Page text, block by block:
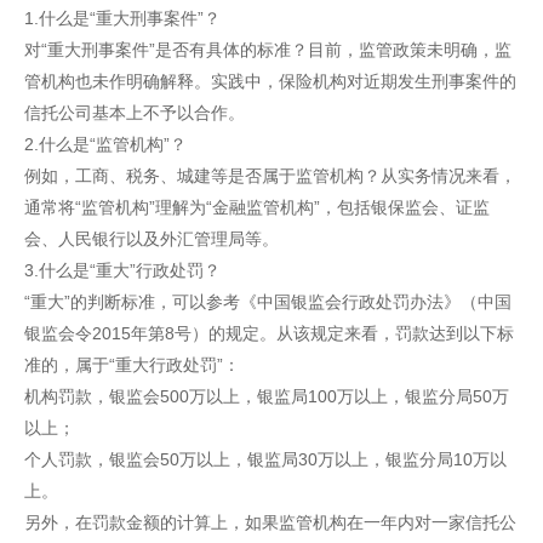
1.什么是“重大刑事案件”？
对“重大刑事案件”是否有具体的标准？目前，监管政策未明确，监
管机构也未作明确解释。实践中，保险机构对近期发生刑事案件的
信托公司基本上不予以合作。
2.什么是“监管机构”？
例如，工商、税务、城建等是否属于监管机构？从实务情况来看，
通常将“监管机构”理解为“金融监管机构”，包括银保监会、证监
会、人民银行以及外汇管理局等。
3.什么是“重大”行政处罚？
“重大”的判断标准，可以参考《中国银监会行政处罚办法》（中国
银监会令2015年第8号）的规定。从该规定来看，罚款达到以下标
准的，属于“重大行政处罚”：
机构罚款，银监会500万以上，银监局100万以上，银监分局50万
以上；
个人罚款，银监会50万以上，银监局30万以上，银监分局10万以
上。
另外，在罚款金额的计算上，如果监管机构在一年内对一家信托公